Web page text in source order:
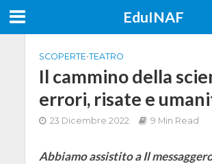
EduINAF
SCOPERTE•TEATRO
Il cammino della
errori, risate e
23 Dicembre 2022 9 Min Read
Abbiamo assistito a Il